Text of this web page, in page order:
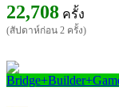
22,708 ครั้ง
(สัปดาห์ก่อน 2 ครั้ง)